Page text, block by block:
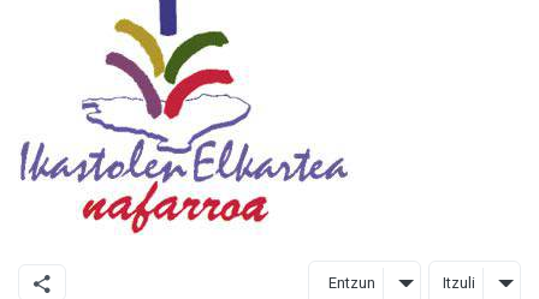
Entzun Itzuli